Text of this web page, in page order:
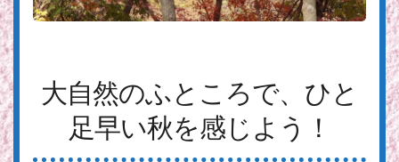
大自然のふところで、ひと
足早い秋を感じよう！